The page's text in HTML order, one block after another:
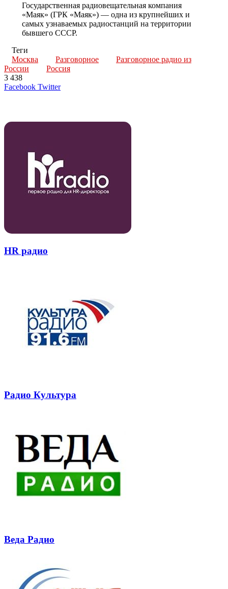
Государственная радиовещательная компания
«Маяк» (ГРК «Маяк») — одна из крупнейших и
самых узнаваемых радиостанций на территории
бывшего СССР.
Теги
Москва
Разговорное
Разговорное радио из
России
Россия
3 438
Facebook TwitterLinkedIn
Tumblr
Reddit
Вконтакте
Одноклассники
Skype
Messenger
Messenger
WhatsApp
Telegram
Viber
Line
Поделиться
Печатать
HR радио
Радио Культура
Веда Радио